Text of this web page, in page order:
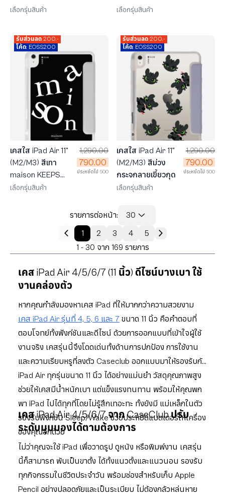
เลือกรุ่นสินค้า เลือกรุ่นสินค้า
รับส่วนลด 200.-
โค้ด: EOSS200
เคสใส iPad Air 11"
(M2/M3) สีเทา
maison KEEPS
The Imbalance
1,290.00
790.00
ประหยัดไป 500
เลือกรุ่นสินค้า
รับส่วนลด 200.-
โค้ด: EOSS200
เคสใส iPad Air 11"
(M2/M3) สีม่วง
กระจกลายเขี้ยวกุด
1,290.00
790.00
ประหยัดไป 500
เลือกรุ่นสินค้า
1 - 30 จาก 169 รายการ
1 2 3 4 5
รายการต่อหน้า: 30
เคส iPad Air 4/5/6/7 (11 นิ้ว) ดีไซน์บางเบา ใช้
งานคล่องตัว
หากคุณกำลังมองหาเคส iPad ที่ให้มากกว่าความสวยงาม
เคส iPad Air รุ่นที่ 4, 5, 6 และ 7 ขนาด 11 นิ้ว คือคำตอบที่
ตอบโจทย์ทั้งฟังก์ชันและดีไซน์ ด้วยการออกแบบที่เข้าใจผู้ใช้
งานจริง เคสรุ่นนี้จึงโดดเด่นทั้งด้านการปกป้อง การใช้งาน
และความเรียบหรูที่ลงตัว Caseclub ออกแบบมาให้รองรับกับ
iPad Air ทุกรุ่นขนาด 11 นิ้ว ได้อย่างแม่นยำ วัสดุคุณภาพสูง
ช่วยให้เคสมีน้ำหนักเบา แต่แข็งแรงทนทาน พร้อมให้คุณพก
พา iPad ไปได้ทุกที่โดยไม่รู้สึกเทอะทะ ทั้งยังมี แม่เหล็กในตัว
รองรับฟังก์ชัน Sleep/Wake ช่วยประหยัดแบตเตอรี่ให้เครื่อง
ของคุณอีกด้วย
เคส iPad Air 4/5/6/7 จาก CaseClub ปรับ
ระดับมุมมองได้ตามต้องการ
ไม่ว่าคุณจะใช้ iPad เพื่อวาดรูป ดูหนัง หรือพิมพ์งาน เคสรุ่น
นี้ก็สามารถ พับเป็นขาตั้ง ได้ทั้งแนวตั้งและแนวนอน รองรับ
ทุกกิจกรรมในชีวิตประจำวัน พร้อมช่องสำหรับเก็บ Apple
Pencil อย่างปลอดภัยและเป็นระเบียบ ไม่ต้องกลัวหล่นหาย